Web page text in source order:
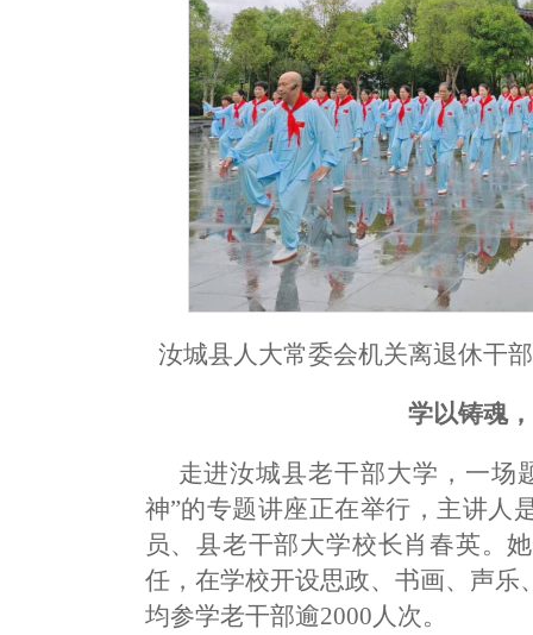
汝城县人大常委会机关离退休干
学以铸魂
走进汝城县老干部大学，一场
神”的专题讲座正在举行，主讲人
员、县老干部大学校长肖春英。
任，在学校开设思政、书画、声
均参学老干部逾2000人次。